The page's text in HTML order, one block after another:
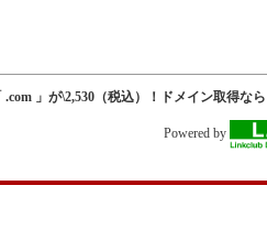
.com 」が\2,530（税込）！ドメイン取得な
Powered by